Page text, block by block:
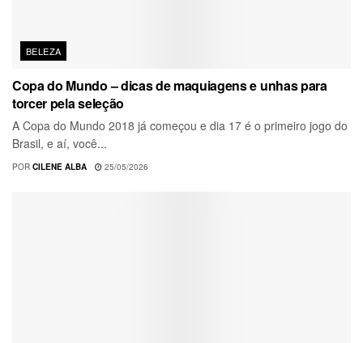
BELEZA
Copa do Mundo – dicas de maquiagens e unhas para
torcer pela seleção
A Copa do Mundo 2018 já começou e dia 17 é o primeiro jogo do
Brasil, e aí, você...
POR CILENE ALBA 25/05/2026